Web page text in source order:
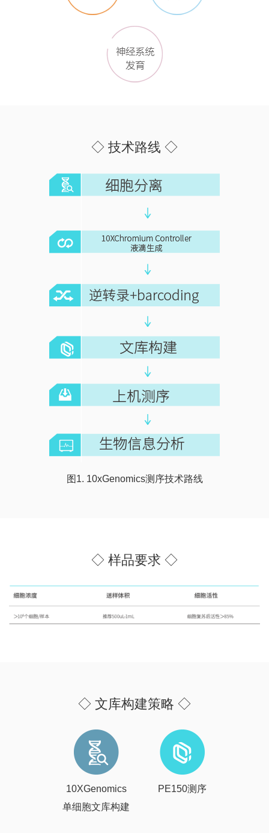
◇ 技术路线 ◇
图1. 10xGenomics测序技术路线
◇ 样品要求 ◇
◇ 文库构建策略 ◇
10XGenomics
单细胞文库构建
PE150测序